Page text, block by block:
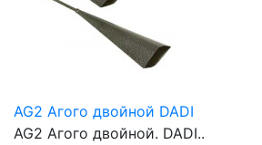
AG2 Агого двойной DADI
AG2 Агого двойной. DADI..